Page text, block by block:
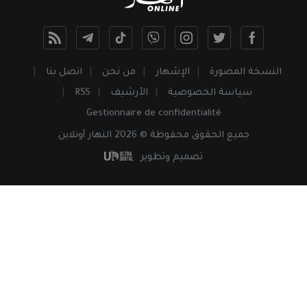
النسخة المصورة الإشهار من نحن
اتصل بنا
سياسة الخصوصية
الأرشيف
RSS
Gestionnaire de confidentialité
جميع الحقوق محفوظة © 2026 النهار أونلاين
تصميم وتطوير